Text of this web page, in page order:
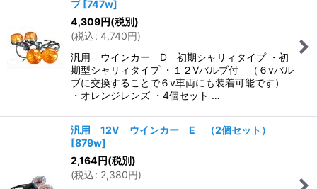
プ [747w]
4,309円(税別)
(税込: 4,740円)
汎用 ウインカー D 初期シャリィタイプ ・初
期型シャリィタイプ ・１２Vバルブ付 （６vバル
ブに交換することで６v車両にも装着可能です）
・オレンジレンズ ・4個セット …
汎用 12V ウインカー E （2個セット）
[879w]
2,164円(税別)
(税込: 2,380円)